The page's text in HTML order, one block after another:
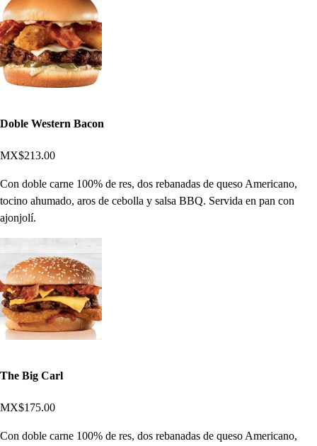
Doble Western Bacon
MX$213.00
Con doble carne 100% de res, dos rebanadas de queso Americano,
tocino ahumado, aros de cebolla y salsa BBQ. Servida en pan con
ajonjolí.
The Big Carl
MX$175.00
Con doble carne 100% de res, dos rebanadas de queso Americano,